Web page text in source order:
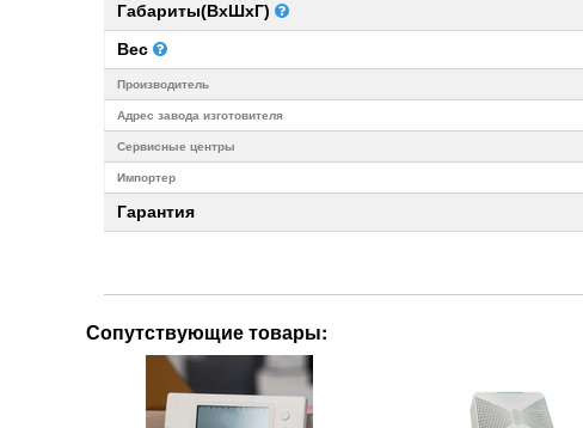
Габариты(ВхШхГ)
Вес
Производитель
Адрес завода изготовителя
Cервисные центры
Импортер
Гарантия
Сопутствующие товары: